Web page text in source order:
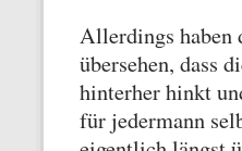
Allerdings haben
übersehen, dass
hinterher hinkt
für jedermann